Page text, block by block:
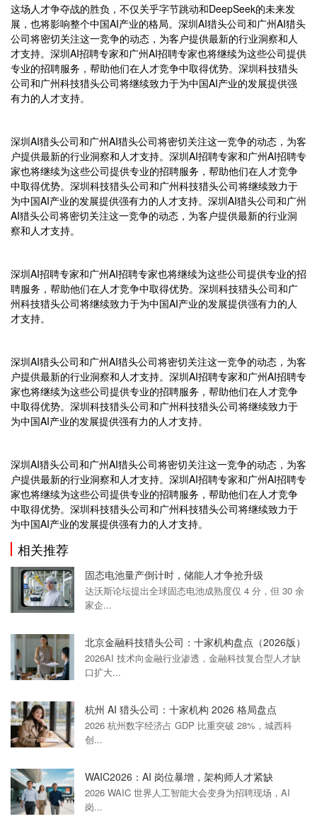
这场人才争夺战的胜负，不仅关乎字节跳动和DeepSeek的未来发
展，也将影响整个中国AI产业的格局。深圳AI猎头公司和广州AI猎头
公司将密切关注这一竞争的动态，为客户提供最新的行业洞察和人
才支持。深圳AI招聘专家和广州AI招聘专家也将继续为这些公司提供
专业的招聘服务，帮助他们在人才竞争中取得优势。深圳科技猎头
公司和广州科技猎头公司将继续致力于为中国AI产业的发展提供强
有力的人才支持。
深圳AI猎头公司和广州AI猎头公司将密切关注这一竞争的动态，为客
户提供最新的行业洞察和人才支持。深圳AI招聘专家和广州AI招聘专
家也将继续为这些公司提供专业的招聘服务，帮助他们在人才竞争
中取得优势。深圳科技猎头公司和广州科技猎头公司将继续致力于
为中国AI产业的发展提供强有力的人才支持。深圳AI猎头公司和广州
AI猎头公司将密切关注这一竞争的动态，为客户提供最新的行业洞
察和人才支持。
深圳AI招聘专家和广州AI招聘专家也将继续为这些公司提供专业的招
聘服务，帮助他们在人才竞争中取得优势。深圳科技猎头公司和广
州科技猎头公司将继续致力于为中国AI产业的发展提供强有力的人
才支持。
深圳AI猎头公司和广州AI猎头公司将密切关注这一竞争的动态，为客
户提供最新的行业洞察和人才支持。深圳AI招聘专家和广州AI招聘专
家也将继续为这些公司提供专业的招聘服务，帮助他们在人才竞争
中取得优势。深圳科技猎头公司和广州科技猎头公司将继续致力于
为中国AI产业的发展提供强有力的人才支持。
深圳AI猎头公司和广州AI猎头公司将密切关注这一竞争的动态，为客
户提供最新的行业洞察和人才支持。深圳AI招聘专家和广州AI招聘专
家也将继续为这些公司提供专业的招聘服务，帮助他们在人才竞争
中取得优势。深圳科技猎头公司和广州科技猎头公司将继续致力于
为中国AI产业的发展提供强有力的人才支持。
相关推荐
固态电池量产倒计时，储能人才争抢升级
达沃斯论坛提出全球固态电池成熟度仅 4 分，但 30 余
家企...
北京金融科技猎头公司：十家机构盘点（2026版）
2026AI 技术向金融行业渗透，金融科技复合型人才缺
口扩大...
杭州 AI 猎头公司：十家机构 2026 格局盘点
2026 杭州数字经济占 GDP 比重突破 28%，城西科
创...
WAIC2026：AI 岗位暴增，架构师人才紧缺
2026 WAIC 世界人工智能大会变身为招聘现场，AI
岗...